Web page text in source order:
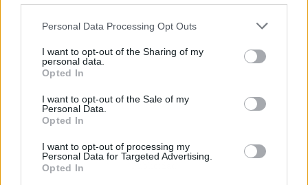
Personal Data Processing Opt Outs
I want to opt-out of the Sharing of my
personal data.
Opted In
I want to opt-out of the Sale of my
Personal Data.
Opted In
I want to opt-out of processing my
Personal Data for Targeted Advertising.
Opted In